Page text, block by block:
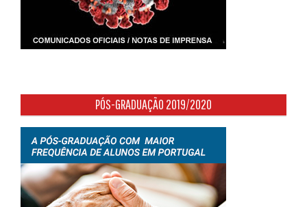
PÓS-GRADUAÇÃO 2019/2020